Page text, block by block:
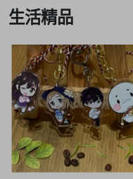
3
3
生活精品